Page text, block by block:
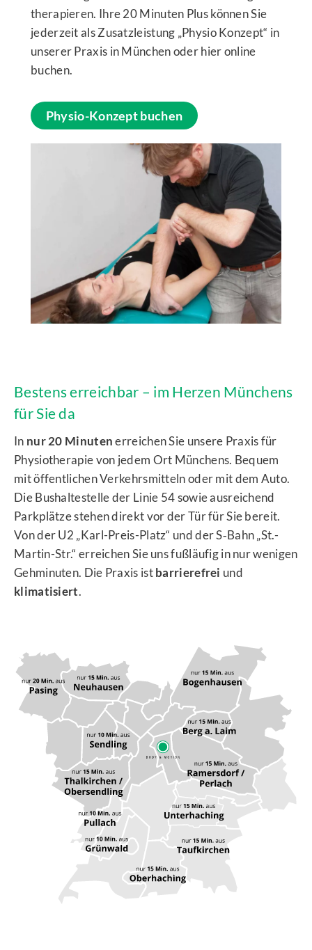
therapieren. Ihre 20 Minuten Plus können Sie
jederzeit als Zusatzleistung „Physio Konzept“ in
unserer Praxis in München oder hier online
buchen.
Physio-Konzept buchen
Bestens erreichbar – im Herzen Münchens
für Sie da
In nur 20 Minutenerreichen Sie unsere Praxis für
Physiotherapie von jedem Ort Münchens. Bequem
mit öffentlichen Verkehrsmitteln oder mit dem Auto.
Die Bushaltestelle der Linie 54 sowie ausreichend
Parkplätze stehen direkt vor der Tür für Sie bereit.
Von der U2 „Karl-Preis-Platz“ und der S‑Bahn „St.-
Martin-Str.“ erreichen Sie uns fußläufig in nur wenigen
Gehminuten. Die Praxis istbarrierefrei und
klimatisiert.